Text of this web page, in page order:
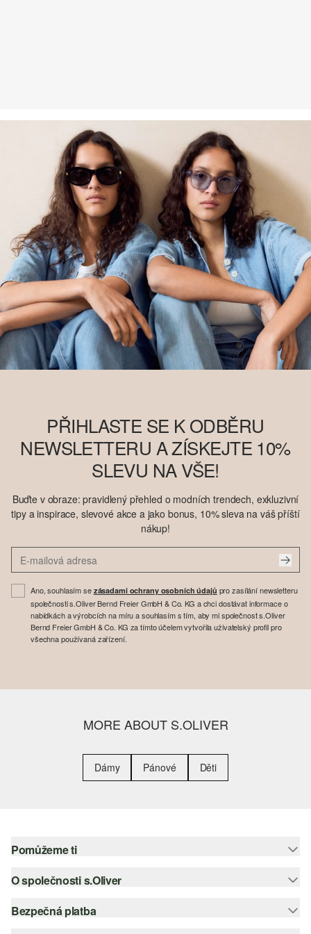
zároveň podpoříte jejich snahu chránit a obnovovat životní
prostředí. Organizace Better Cotton podporuje zemědělské
komunity ze sociálního, ekologického a ekonomického hlediska
tak, že školí zemědělce v oblasti udržitelnějších zemědělských
metod. Tento výrobek byl vyroben systémem hmotnostní bilance, a
proto bavlnu Better Cotton nemusí obsahovat. Další informace
najdete nasoliver-group.com
PŘIHLASTE SE K ODBĚRU
NEWSLETTERU A ZÍSKEJTE 10%
SLEVU NA VŠE!
Buďte v obraze: pravidlený přehled o modních trendech, exkluzivní
tipy a inspirace, slevové akce a jako bonus, 10% sleva na váš příští
nákup!
Ano, souhlasím se zásadami ochrany osobních údajů pro zasílání newsletteru
společnosti s.Oliver Bernd Freier GmbH & Co. KG a chci dostávat informace o
nabídkách a výrobcích na míru a souhlasím s tím, aby mi společnost s.Oliver
Bernd Freier GmbH & Co. KG za tímto účelem vytvořila uživatelský profil pro
všechna používaná zařízení.
MORE ABOUT S.OLIVER
Dámy Pánové Děti
Pomůžeme ti
Nápověda – často kladené otázky
Nápověda k velikostem
O společnosti s.Oliver
Newsletter
Bezpečná platba